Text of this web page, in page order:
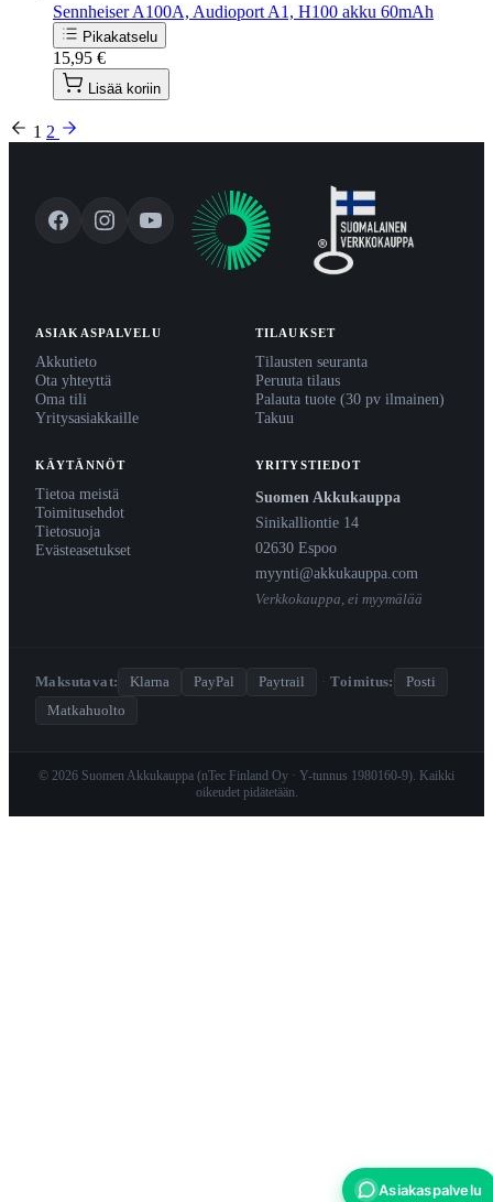
Sennheiser A100A, Audioport A1, H100 akku 60mAh
Pikakatselu
15,95 €
Lisää koriin
1 2
ASIAKASPALVELU
Akkutieto
Ota yhteyttä
Oma tili
Yritysasiakkaille
TILAUKSET
Tilausten seuranta
Peruuta tilaus
Palauta tuote (30 pv ilmainen)
Takuu
KÄYTÄNNÖT
Tietoa meistä
Toimitusehdot
Tietosuoja
Evästeasetukset
YRITYSTIEDOT
Suomen Akkukauppa
Sinikalliontie 14
02630 Espoo
myynti@akkukauppa.com
Verkkokauppa, ei myymälää
Maksutavat: Klarna PayPal Paytrail · Toimitus:
Posti
Matkahuolto
© 2026 Suomen Akkukauppa (nTec Finland Oy · Y-tunnus 1980160-9). Kaikki
oikeudet pidätetään.
Asiakaspalvelu